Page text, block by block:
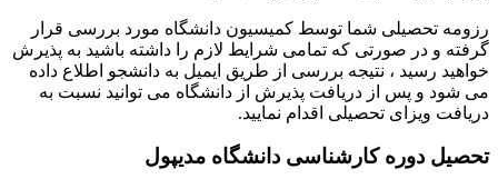
رزومه تحصیلی شما توسط کمیسیون دانشگاه مورد بررسی قرار
گرفته و در صورتی که تمامی شرایط لازم را داشته باشید به پذیرش
خواهید رسید ، نتیجه بررسی از طریق ایمیل به دانشجو اطلاع داده
می شود و پس از دریافت پذیرش از دانشگاه می توانید نسبت به
دریافت ویزای تحصیلی اقدام نمایید.
تحصیل دوره کارشناسی دانشگاه مدیپول